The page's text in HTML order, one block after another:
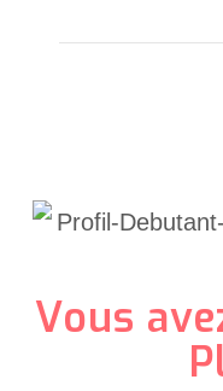
Vous